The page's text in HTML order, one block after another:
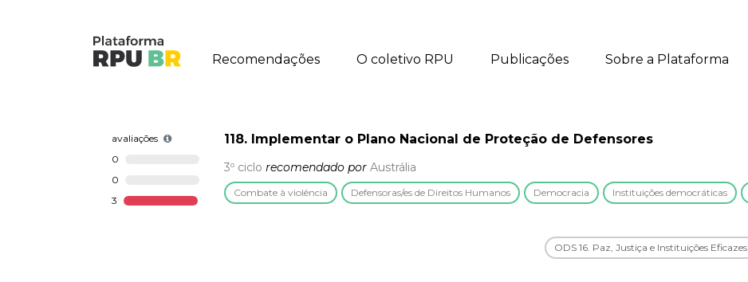
Recomendações O coletivo RPU Publicações Sobre a Plataforma
avaliações
0
0
3
118. Implementar o Plano Nacional de Proteção de Defensores
3º ciclo recomendado por Austrália
Combate à violência Defensoras/es de Direitos Humanos Democracia Instituições democráticas
ODS 16. Paz, Justiça e Instituições Eficazes